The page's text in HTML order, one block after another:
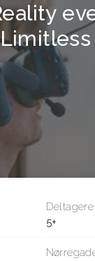
Limitless
Deltagere
5+